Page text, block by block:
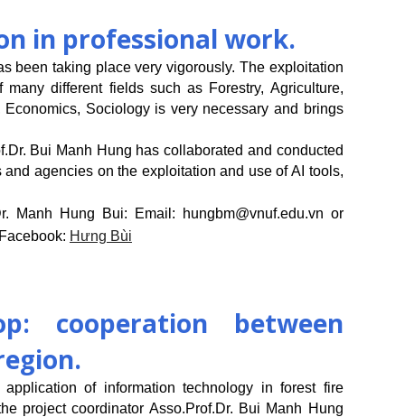
in professional work.
been taking place very vigorously. The exploitation
different fields such as Forestry, Agriculture,
Sociology is very necessary and brings
Bui Manh Hung has collaborated and conducted
agencies on the exploitation and use of AI tools,
Manh Hung Bui: Email: hungbm@vnuf.edu.vn or
Hưng Bùi
cooperation between
of information technology in forest fire
project coordinator Asso.Prof.Dr. Bui Manh Hung